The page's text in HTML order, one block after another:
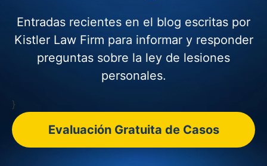
Entradas recientes en el blog escritas por
Kistler Law Firm para informar yresponder
preguntas sobre la ley de lesiones
personales.
}
Evaluación Gratuita de Casos